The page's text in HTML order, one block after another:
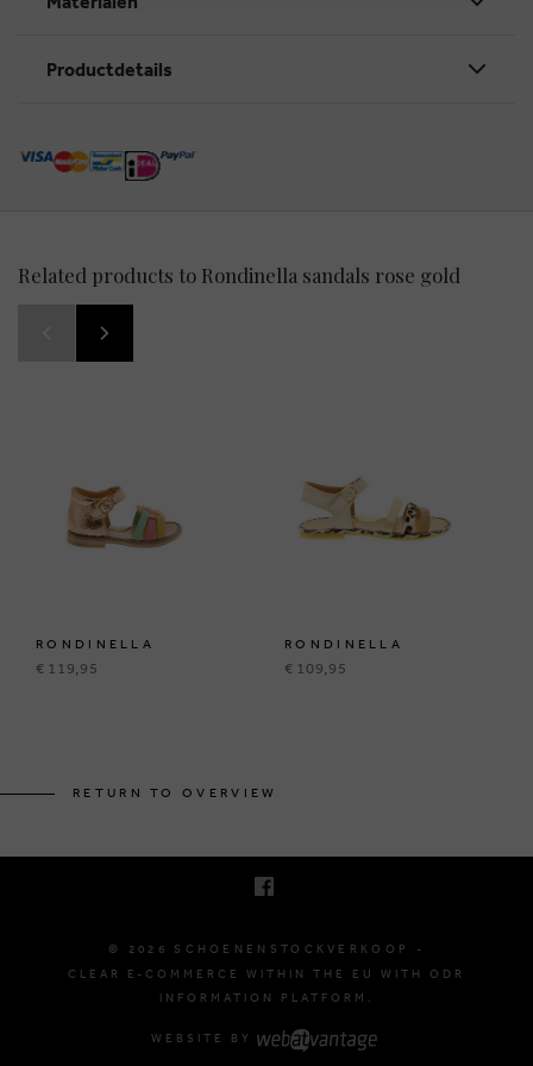
Productdetails
Related products to Rondinella sandals rose gold
RONDINELLA
€ 119,95
RONDINELLA
€ 109,95
RETURN TO OVERVIEW
© 2026 SCHOENENSTOCKVERKOOP -
CLEAR E-COMMERCE WITHIN THE EU WITH ODR
INFORMATION PLATFORM.
WEBSITE BY